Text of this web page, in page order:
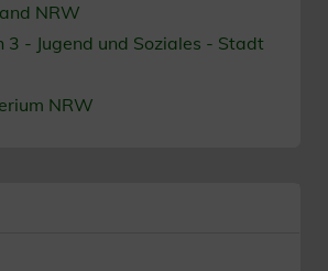
NRW
3 - Jugend und Soziales - Stadt
NRW